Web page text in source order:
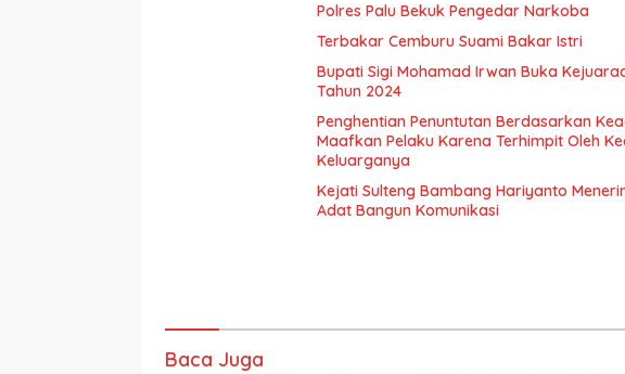
Polres Palu Bekuk Pengedar Narkoba
Terbakar Cemburu Suami Bakar Istri
Bupati Sigi Mohamad Irwan Buka
Tahun 2024
Penghentian Penuntutan Berdasarkan
Maafkan Pelaku Karena Terhimpit Oleh
Keluarganya
Kejati Sulteng Bambang Hariyanto
Adat Bangun Komunikasi
Baca Juga